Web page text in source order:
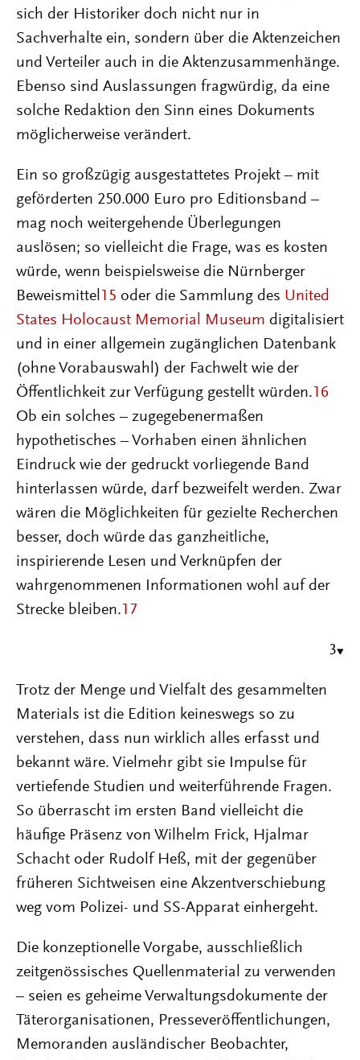
sich der Historiker doch nicht nur in
Sachverhalte ein, sondern über die Aktenzeichen
und Verteiler auch in die Aktenzusammenhänge.
Ebenso sind Auslassungen fragwürdig, da eine
solche Redaktion den Sinn eines Dokuments
möglicherweise verändert.
Ein so großzügig ausgestattetes Projekt – mit
geförderten 250.000 Euro pro Editionsband –
mag noch weitergehende Überlegungen
auslösen; so vielleicht die Frage, was es kosten
würde, wenn beispielsweise die Nürnberger
Beweismittel 15 oder die Sammlung des United
States Holocaust Memorial Museum digitalisiert
und in einer allgemein zugänglichen Datenbank
(ohne Vorabauswahl) der Fachwelt wie der
Öffentlichkeit zur Verfügung gestellt würden. 16
Ob ein solches – zugegebenermaßen
hypothetisches – Vorhaben einen ähnlichen
Eindruck wie der gedruckt vorliegende Band
hinterlassen würde, darf bezweifelt werden. Zwar
wären die Möglichkeiten für gezielte Recherchen
besser, doch würde das ganzheitliche,
inspirierende Lesen und Verknüpfen der
wahrgenommenen Informationen wohl auf der
Strecke bleiben. 17
3
Trotz der Menge und Vielfalt des gesammelten
Materials ist die Edition keineswegs so zu
verstehen, dass nun wirklich alles erfasst und
bekannt wäre. Vielmehr gibt sie Impulse für
vertiefende Studien und weiterführende Fragen.
So überrascht im ersten Band vielleicht die
häufige Präsenz von Wilhelm Frick, Hjalmar
Schacht oder Rudolf Heß, mit der gegenüber
früheren Sichtweisen eine Akzentverschiebung
weg vom Polizei- und SS-Apparat einhergeht.
Die konzeptionelle Vorgabe, ausschließlich
zeitgenössisches Quellenmaterial zu verwenden
– seien es geheime Verwaltungsdokumente der
Täterorganisationen, Presseveröffentlichungen,
Memoranden ausländischer Beobachter,